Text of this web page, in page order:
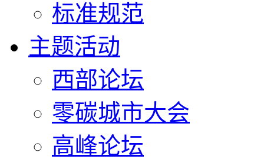
标准规范
主题活动
西部论坛
零碳城市大会
高峰论坛